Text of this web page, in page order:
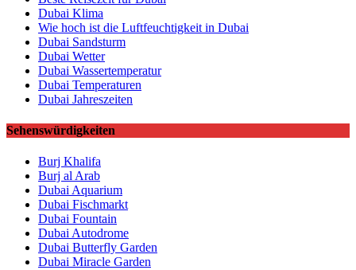
Dubai Klima
Wie hoch ist die Luftfeuchtigkeit in Dubai
Dubai Sandsturm
Dubai Wetter
Dubai Wassertemperatur
Dubai Temperaturen
Dubai Jahreszeiten
Sehenswürdigkeiten
Burj Khalifa
Burj al Arab
Dubai Aquarium
Dubai Fischmarkt
Dubai Fountain
Dubai Autodrome
Dubai Butterfly Garden
Dubai Miracle Garden